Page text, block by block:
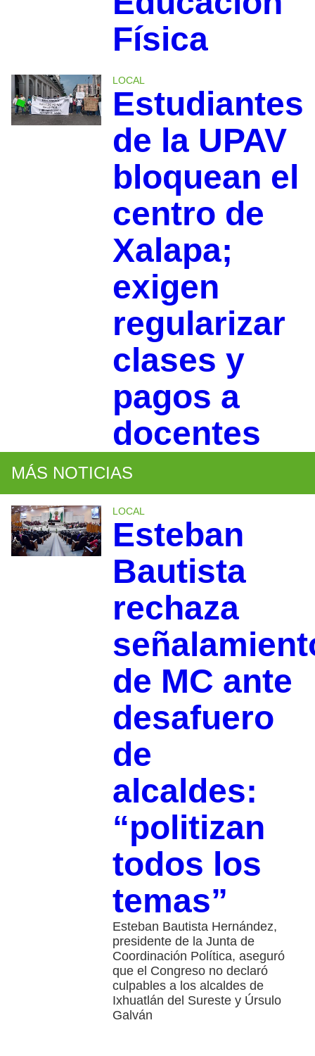
Física
LOCAL
Estudiantes
de la UPAV
bloquean el
centro de
Xalapa;
exigen
regularizar
clases y
pagos a
docentes
MÁS NOTICIAS
LOCAL
Esteban
Bautista
rechaza
de MC ante
desafuero
de
alcaldes:
“politizan
todos los
temas”
Esteban Bautista Hernández,
presidente de la Junta de
Coordinación Política, aseguró
que el Congreso no declaró
culpables a los alcaldes de
Ixhuatlán del Sureste y Úrsulo
Galván